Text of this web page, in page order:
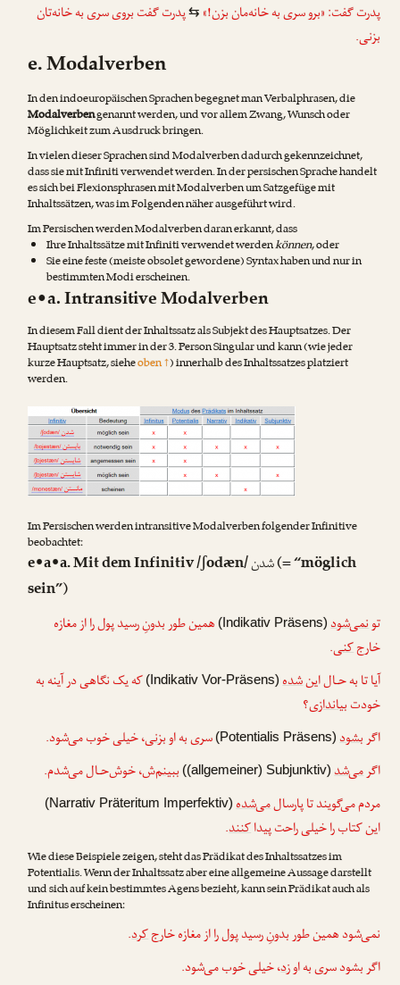
پدرت گفت: «برو سری به خانه‌مان بزن!» ⇆ پدرت گفت بروی سری به خانه‌تان
بزنی.
e. Modalverben
In den indoeuropäischen Sprachen begegnet man Verbalphrasen, die
Modalverbengenannt werden, und vor allem Zwang, Wunsch oder
Möglichkeit zum Ausdruck bringen.
In vielen dieser Sprachen sind Modalverben dadurch gekennzeichnet,
dass sie mit Infiniti verwendet werden. In der persischen Sprache handelt
es sich bei Flexionsphrasen mit Modalverben um Satzgefüge mit
Inhaltssätzen, was im Folgenden näher ausgeführt wird.
Im Persischen werden Modalverben daran erkannt, dass
Ihre Inhaltssätze mit Infiniti verwendet werdenkönnen, oder
Sie eine feste (meiste obsolet gewordene) Syntax haben und nur in
bestimmten Modi erscheinen.
e•a. Intransitive Modalverben
In diesem Fall dient der Inhaltssatz als Subjekt des Hauptsatzes. Der
Hauptsatz steht immer in der 3. Person Singular und kann (wie jeder
kurze Hauptsatz, sieheoben ↑) innerhalb des Inhaltssatzes platziert
werden.
Im Persischen werden intransitive Modalverben folgender Infinitive
beobachtet:
e•a•a. Mit dem Infinitiv /ʃodæn/شدن(= “möglich
sein”)
تونمی‌شود (Indikativ Präsens) همین طور بدونِ رسید پول را از مغازه
خارجکنی.
آیا تا به حـال اینشده (Indikativ Vor-Präsens) که یک نگاهی در آینه به
خودتبیاندازی؟
اگربشود (Potentialis Präsens) سری به اوبزنی، خیلی خوب می‌شود.
اگرمی‌شد ((allgemeiner) Subjunktiv) ببینم‌ش، خوش‌حـال می‌شدم.
مردم می‌گویند تا پارسالمی‌شده (Narrativ Präteritum Imperfektiv)
این کتاب را خیلی راحت پیداکنند.
Wie diese Beispiele zeigen, steht das Prädikat des Inhaltssatzes im
Potentialis. Wenn der Inhaltssatz aber eine allgemeine Aussage darstellt
und sich auf kein bestimmtes Agens bezieht, kann sein Prädikat auch als
Infinitus erscheinen:
نمی‌شود همین طور بدونِ رسید پول را از مغازه خارجکرد.
اگر بشود سری به اوزد، خیلی خوب می‌شود.